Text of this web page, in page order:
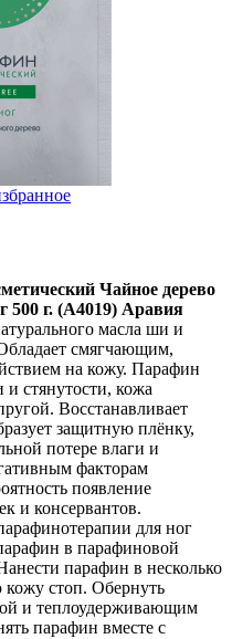
Чайное дерево
500 г. (А4019) Аравия
масла ши и
смягчающим,
на кожу. Парафин
и стянутости, кожа
Восстанавливает
защитную плёнку,
потере влаги и
факторам
появление
и консервантов.
для ног
в парафиновой
парафин в несколько
кожу стоп. Обернуть
и теплоудерживающим
парафин вместе с